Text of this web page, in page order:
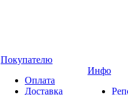
Покупателю
Оплата
Доставка
Инфо